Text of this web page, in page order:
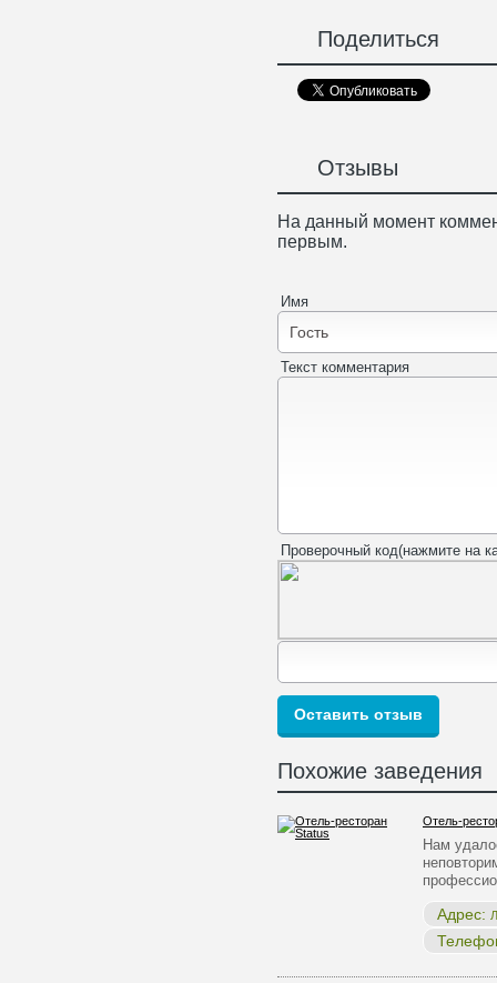
Поделиться
Отзывы
На данный момент
первым.
Имя
Текст комментария
Проверочный код(нажмите на
Похожие заведения
Отель-
Нам
Адрес: